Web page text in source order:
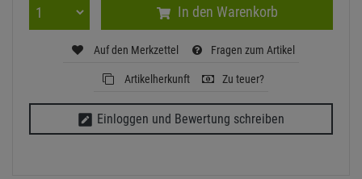
In den Warenkorb
Auf den Merkzettel Fragen zum Artikel
Artikelherkunft Zu teuer?
Einloggen und Bewertung schreiben